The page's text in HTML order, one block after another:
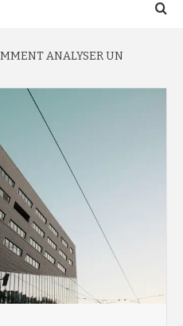
ANALYSER UN